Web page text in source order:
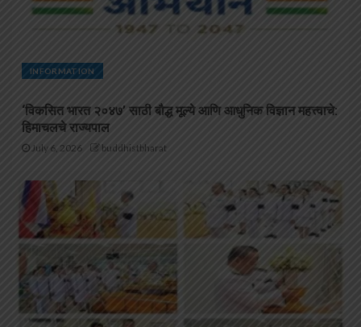
INFORMATION
‘विकसित भारत २०४७’ साठी बौद्ध मूल्ये आणि आधुनिक विज्ञान महत्त्वाचे:
हिमाचलचे राज्यपाल
July 6, 2026 buddhistbharat